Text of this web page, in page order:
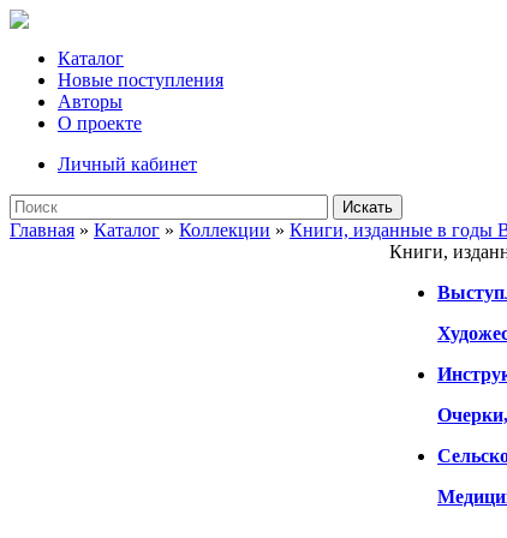
Каталог
Новые поступления
Авторы
О проекте
Личный кабинет
Искать
Главная » Каталог » Коллекции » Книги, изданные в годы
Книги,